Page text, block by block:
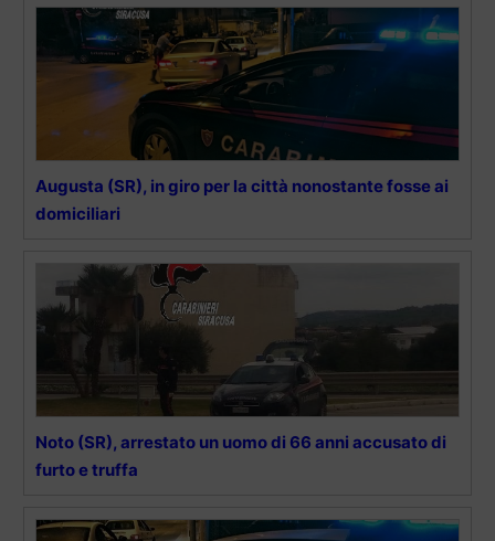
Augusta (SR), in giro per la città nonostante fosse ai
domiciliari
Noto (SR), arrestato un uomo di 66 anni accusato di
furto e truffa